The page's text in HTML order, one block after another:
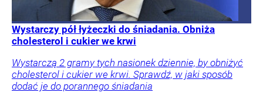
Wystarczy pół łyżeczki do śniadania. Obniża
cholesterol i cukier we krwi
Wystarczą 2 gramy tych nasionek dziennie, by obniżyć
cholesterol i cukier we krwi. Sprawdź, w jaki sposób
dodać je do porannego śniadania